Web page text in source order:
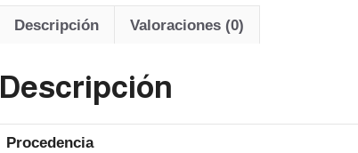
Descripción Valoraciones (0)
Descripción
Procedencia